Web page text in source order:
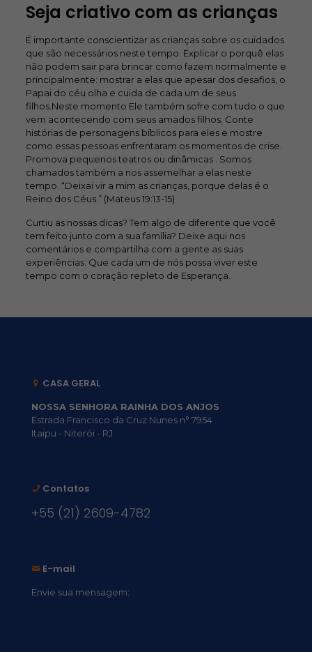
Seja criativo com as crianças
É importante conscientizar as crianças sobre os cuidados
que são necessários neste tempo. Explicar o porquê elas
não podem sair para brincar como fazem normalmente e
principalmente: mostrar a elas que apesar dos desafios, o
Papai do céu olha e cuida de cada um de seus
filhos.Neste momento Ele também sofre com tudo o que
vem acontecendo com seus amados filhos. Conte
histórias de personagens bíblicos para eles e mostre
como essas pessoas enfrentaram os momentos de crise.
Promova pequenos teatros ou dinâmicas . Somos
chamados também a nos assemelhar a elas neste
tempo. “Deixai vir a mim as crianças, porque delas é o
Reino dos Céus.” (Mateus 19:13-15)
Curtiu as nossas dicas? Tem algo de diferente que você
tem feito junto com a sua família? Deixe aqui nos
comentários e compartilha com a gente as suas
experiências. Que cada um de nós possa viver este
tempo com o coração repleto de Esperança.
CASA GERAL
NOSSA SENHORA RAINHA DOS ANJOS
Estrada Francisco da Cruz Nunes n° 7954
Itaipu - Niterói - RJ
Contatos
+55 (21) 2609-4782
E-mail
Envie sua mensagem: